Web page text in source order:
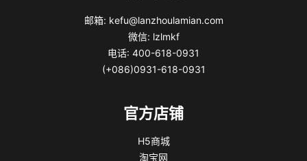
邮箱: kefu@lanzhoulamian.com
微信: lzlmkf
电话: 400-618-0931
(+086)0931-618-0931
官方店铺
H5商城
淘宝网